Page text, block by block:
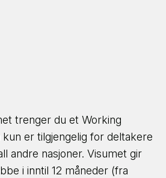
faste oppstartsdatoer og
på høyere nivå. Vi vil
forkant for å vurdere
du vil ta ett av disse kursene.
for mer informasjon.
trenger du et Working
er tilgjengelig for deltakere
andre nasjoner. Visumet gir
i inntil 12 måneder (fra